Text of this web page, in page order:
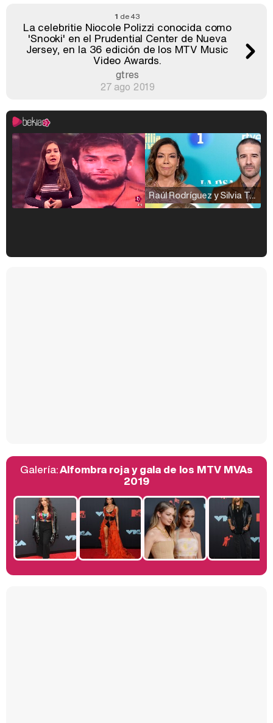
1 de 43
La celebritie Niocole Polizzi conocida como
'Snooki' en el Prudential Center de Nueva
Jersey, en la 36 edición de los MTV Music
Video Awards.
gtres
27 ago 2019
Raúl Rodríguez y Silvia Taulés nos cuentan su papel en 'La familia de la tele'
Belén Esteban: "Estoy emocionada, muy contenta y muy feliz por llegar a RTVE"
Manu Baqueiro: "Tuve como referente a Bruce Willis en 'Luz de Luna' para mi trabajo en la serie 'Perdiendo el juicio'"
Galería:Alfombra roja y gala de los MTV MVAs
2019